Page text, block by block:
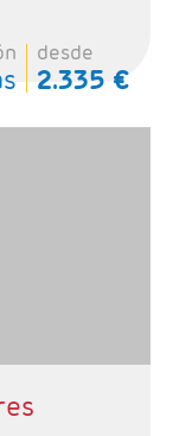
desde
2.335 €